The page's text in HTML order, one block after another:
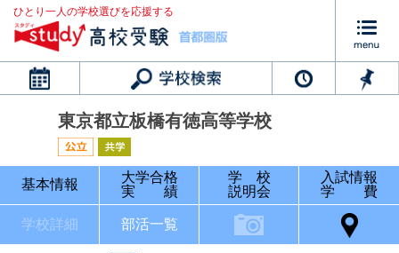
ひとり一人の学校選びを応援する
カレンダー
東京都立板橋有徳高等学校
基本情報
大学合格
実 績
学 校
説明会
入試情報
学 費
学校詳細 部活一覧